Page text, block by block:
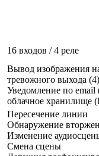
16 входов / 4 реле
Вывод изображения
тревожного выхода
Уведомление по email
облачное хранилище
Пересечение линии
Обнаружение
Изменение
Смена сцены